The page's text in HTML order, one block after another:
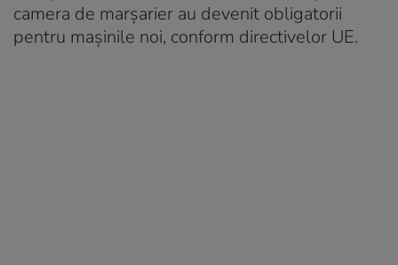
camera de marșarier au devenit obligatorii
pentru mașinile noi, conform directivelor UE.